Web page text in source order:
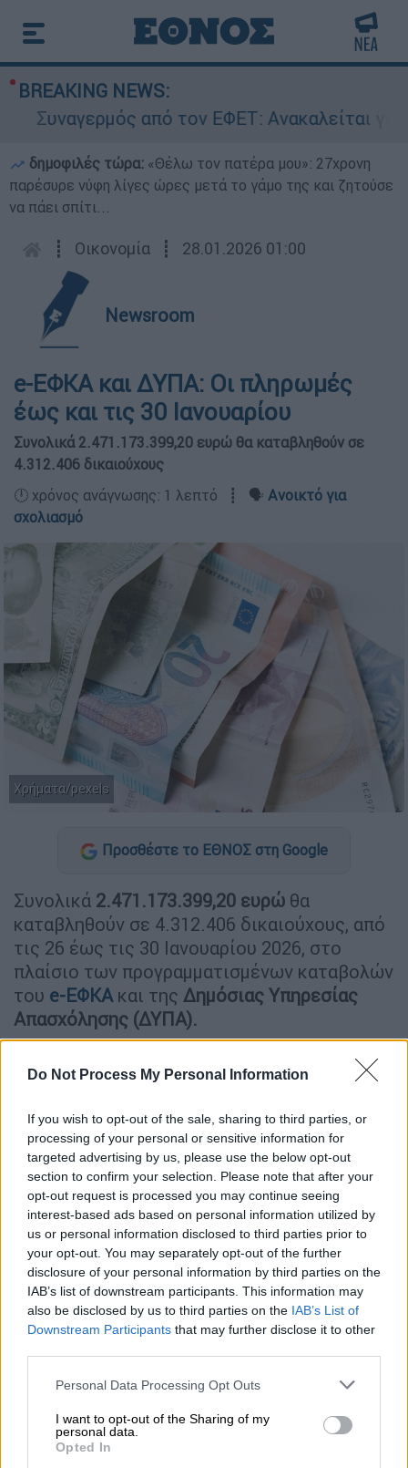
Do Not Process My Personal Information
If you wish to opt-out of the sale, sharing to third parties, or
processing of your personal or sensitive information for
targeted advertising by us, please use the below opt-out
section to confirm your selection. Please note that after your
opt-out request is processed you may continue seeing
interest-based ads based on personal information utilized by
us or personal information disclosed to third parties prior to
your opt-out. You may separately opt-out of the further
disclosure of your personal information by third parties on the
IAB’s list of downstream participants. This information may
also be disclosed by us to third parties on the IAB’s List of
Downstream Participants that may further disclose it to other
Please note that this website/app uses one or more Google
not limited to your visit or usage behaviour. You may click to
grant or deny consent to Google and its third-party tags to
use your data for below specified purposes in below Google
Personal Data Processing Opt Outs
I want to opt-out of the Sharing of my
personal data.
Opted In
BREAKING NEWS:
Συναγερμός από τον ΕΦΕΤ: Ανακαλείται
δημοφιλές τώρα: «Θέλω τον πατέρα μου»: 27χρονη
παρέσυρε νύφη λίγες ώρες μετά το γάμο της και ζητούσε
να πάει σπίτι...
┋ Οικονομία ┋ 28.01.2026 01:00
Newsroom
e-ΕΦΚΑ και ΔΥΠΑ: Οι πληρωμές
έως και τις 30 Ιανουαρίου
Συνολικά 2.471.173.399,20 ευρώ θα καταβληθούν σε
4.312.406 δικαιούχους
🕛 χρόνος ανάγνωσης: 1 λεπτό ┋ 🗣️ Ανοικτό για
σχολιασμό
Χρήματα/pexels
Προσθέστε το ΕΘΝΟΣ στη Google
Συνολικά 2.471.173.399,20 ευρώ θα
καταβληθούν σε 4.312.406 δικαιούχους, από
τις 26 έως τις 30 Ιανουαρίου 2026, στο
πλαίσιο των προγραμματισμένων καταβολών
του e-ΕΦΚΑ και της Δημόσιας Υπηρεσίας
Απασχόλησης (ΔΥΠΑ).
ΔΙΑΒΑΣΤΕ ΕΠΙΣΗΣ
Οικονομία |27.01.2026 05:35
Συνταξιοδοτικός χάρτης
εκπαιδευτικών 2026 - Ποιους
συμφέρει η έξοδος
Ειδικότερα, όπως αναφέρει το υπουργείο
Εργασίας και Κοινωνικής Ασφάλισης σε
ανακοίνωσή του:
Από τον e-ΕΦΚΑ:
στις 28 και 29 Ιανουαρίου, θα
καταβληθούν συνολικά 2.396.873.399,2
ευρώ σε 4.231.326 δικαιούχους για την